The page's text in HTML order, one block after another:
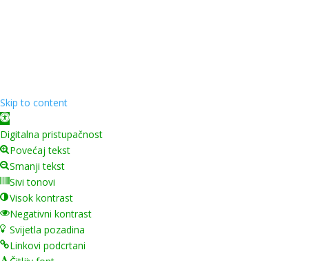
Skip to content
Open toolbar
Digitalna pristupačnost
Povećaj tekst
Smanji tekst
Sivi tonovi
Visok kontrast
Negativni kontrast
Svijetla pozadina
Linkovi podcrtani